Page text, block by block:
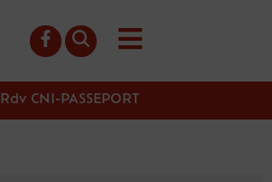
Rdv CNI-PASSEPORT